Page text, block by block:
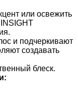
или освежить
и подчеркивают
создавать
блеск.